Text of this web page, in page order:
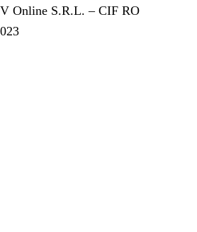
Online S.R.L. – CIF RO